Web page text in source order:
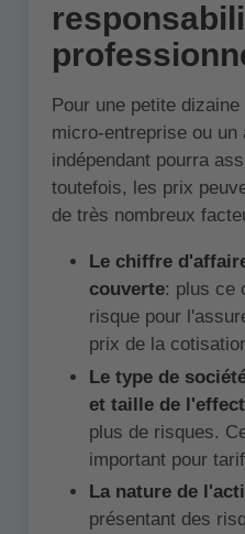
Pour une petite
micro-entreprise ou un
indépendant pourra
toutefois, les prix
de très nombreux
Le chiffre
couverte: plus ce
risque pour
prix de la
Le type de
et taille de
plus de risques.
important pour
La nature de
présentant des